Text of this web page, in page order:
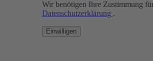
Wir benötigen Ihre Zustimmung
Datenschutzerklärung .
Einwilligen